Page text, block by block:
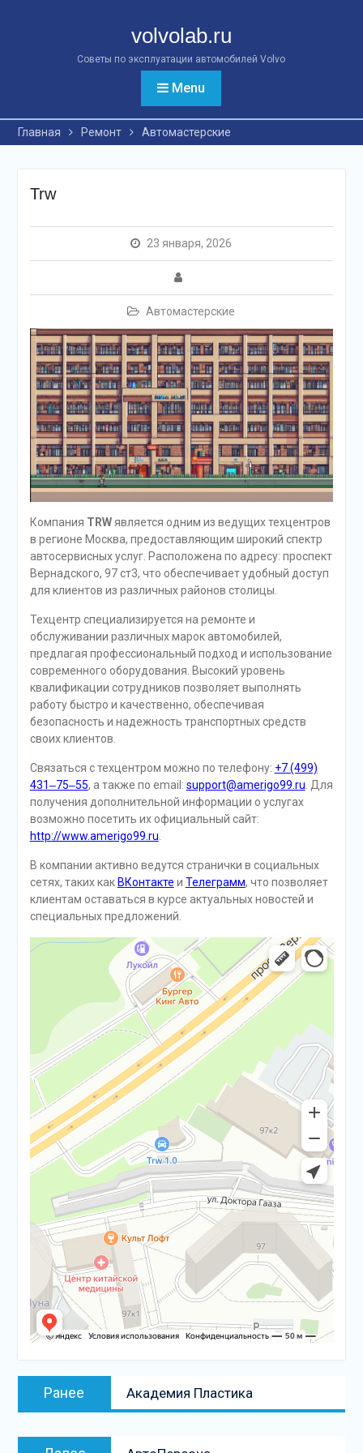
volvolab.ru
Советы по эксплуатации автомобилей Volvo
Menu
Главная Ремонт Автомастерские
Trw
23 января, 2026
Автомастерские
Компания TRWявляется одним из ведущих техцентров
в регионе Москва, предоставляющим широкий спектр
автосервисных услуг. Расположена по адресу: проспект
Вернадского, 97 ст3, что обеспечивает удобный доступ
для клиентов из различных районов столицы.
Техцентр специализируется на ремонте и
обслуживании различных марок автомобилей,
предлагая профессиональный подход и использование
современного оборудования. Высокий уровень
квалификации сотрудников позволяет выполнять
работу быстро и качественно, обеспечивая
безопасность и надежность транспортных средств
своих клиентов.
Связаться с техцентром можно по телефону: +7 (499)
431‒75‒55, а также по email: support@amerigo99.ru. Для
получения дополнительной информации о услугах
возможно посетить их официальный сайт:
http://www.amerigo99.ru.
В компании активно ведутся странички в социальных
сетях, таких как ВКонтакте и Телеграмм, что позволяет
клиентам оставаться в курсе актуальных новостей и
специальных предложений.
Навигация
Ранее
Предыдущая
запись:
Академия Пластика
Следующая